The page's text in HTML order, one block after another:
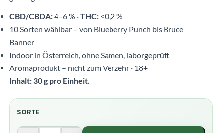
CBD/CBDA:4–6 % ·THC: <0,2 %
10 Sorten wählbar – von Blueberry Punch bis Bruce
Banner
Indoor in Österreich, ohne Samen, laborgeprüft
Aromaprodukt – nicht zum Verzehr · 18+
Inhalt: 30 g pro Einheit.
SORTE